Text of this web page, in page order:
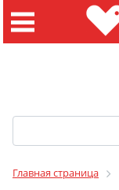
Главная страница